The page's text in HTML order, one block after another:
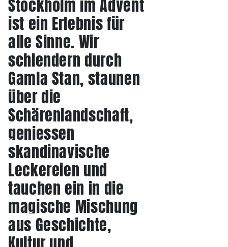
Stockholm im Advent
ist ein Erlebnis für
alle Sinne. Wir
schlendern durch
Gamla Stan, staunen
über die
Schärenlandschaft,
geniessen
skandinavische
Leckereien und
tauchen ein in die
magische Mischung
aus Geschichte,